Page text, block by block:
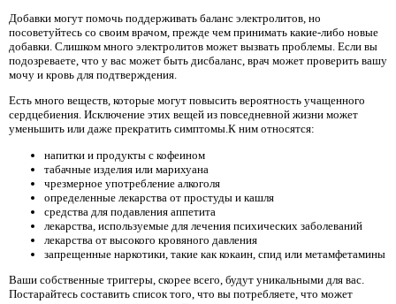
Добавки могут помочь поддерживать баланс электролитов, но
посоветуйтесь со своим врачом, прежде чем принимать какие-либо новые
добавки. Слишком много электролитов может вызвать проблемы. Если вы
подозреваете, что у вас может быть дисбаланс, врач может проверить вашу
мочу и кровь для подтверждения.
Есть много веществ, которые могут повысить вероятность учащенного
сердцебиения. Исключение этих вещей из повседневной жизни может
уменьшить или даже прекратить симптомы.К ним относятся:
напитки и продукты с кофеином
табачные изделия или марихуана
чрезмерное употребление алкоголя
определенные лекарства от простуды и кашля
средства для подавления аппетита
лекарства, используемые для лечения психических заболеваний
лекарства от высокого кровяного давления
запрещенные наркотики, такие как кокаин, спид или метамфетамины
Ваши собственные триггеры, скорее всего, будут уникальными для вас.
Постарайтесь составить список того, что вы потребляете, что может